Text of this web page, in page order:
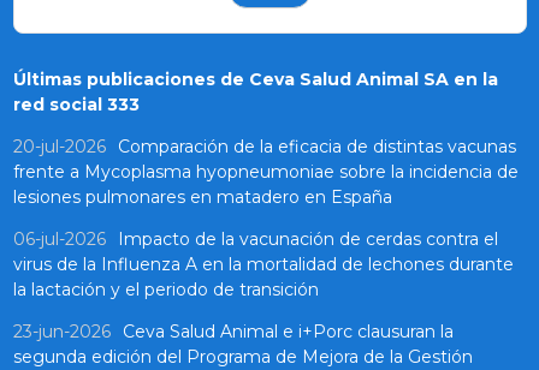
Últimas publicaciones de Ceva Salud Animal SA en la
red social 333
20-jul-2026
Comparación de la eficacia de distintas vacunas
frente a Mycoplasma hyopneumoniae sobre la incidencia de
lesiones pulmonares en matadero en España
06-jul-2026
Impacto de la vacunación de cerdas contra el
virus de la Influenza A en la mortalidad de lechones durante
la lactación y el periodo de transición
23-jun-2026
Ceva Salud Animal e i+Porc clausuran la
segunda edición del Programa de Mejora de la Gestión